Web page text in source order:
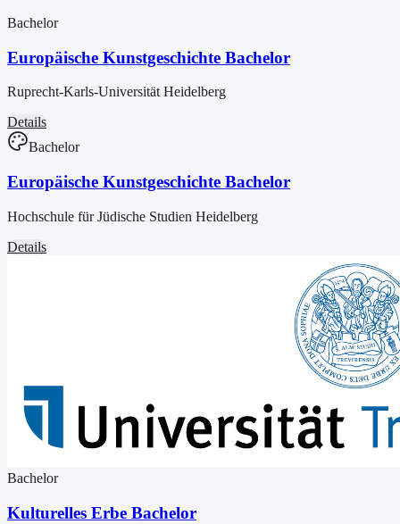
Bachelor
Europäische Kunstgeschichte Bachelor
Ruprecht-Karls-Universität Heidelberg
Details
Bachelor
Europäische Kunstgeschichte Bachelor
Hochschule für Jüdische Studien Heidelberg
Details
Bachelor
Kulturelles Erbe Bachelor